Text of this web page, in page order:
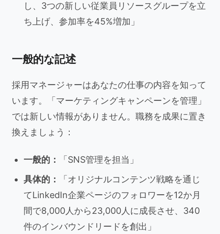
し、3つの新しい従業員リソースグループを立
ち上げ、参加率を45%増加」
一般的な記述
採用マネージャーはあなたの仕事の内容を知って
います。「マーケティングキャンペーンを管理」
では新しい情報がありません。職務を成果に置き
換えましょう：
一般的：
「SNS管理を担当」
具体的：
「オリジナルコンテンツ戦略を通じ
てLinkedIn企業ページのフォロワーを12か月
間で8,000人から23,000人に成長させ、340
件のインバウンドリードを創出」